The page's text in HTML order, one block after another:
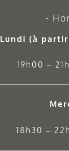
Lundi (à
19h00 –
18h30 –